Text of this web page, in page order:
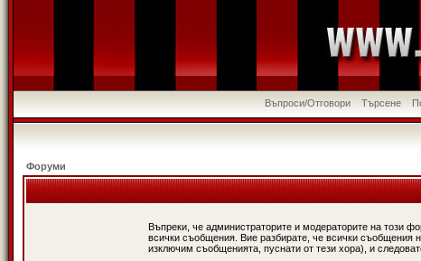
Въпроси/Отговори Търсене
Форуми
Въпреки, че администраторите и модераторите на този
всички съобщения. Вие разбирате, че всички съобщения
изключим съобщенията, пуснати от тези хора), и